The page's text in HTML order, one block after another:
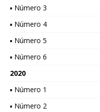
▪ Número 3
▪ Número 4
▪ Número 5
▪ Número 6
2020
▪ Número 1
▪ Número 2